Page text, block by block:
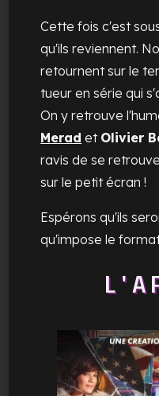
Cette fois c'est
qu'ils reviennent.
retournent sur le
tueur en série qui
On y retrouve
Merad et Olivier
ravis de se
sur le petit écran !
Espérons qu'ils
qu'impose le format